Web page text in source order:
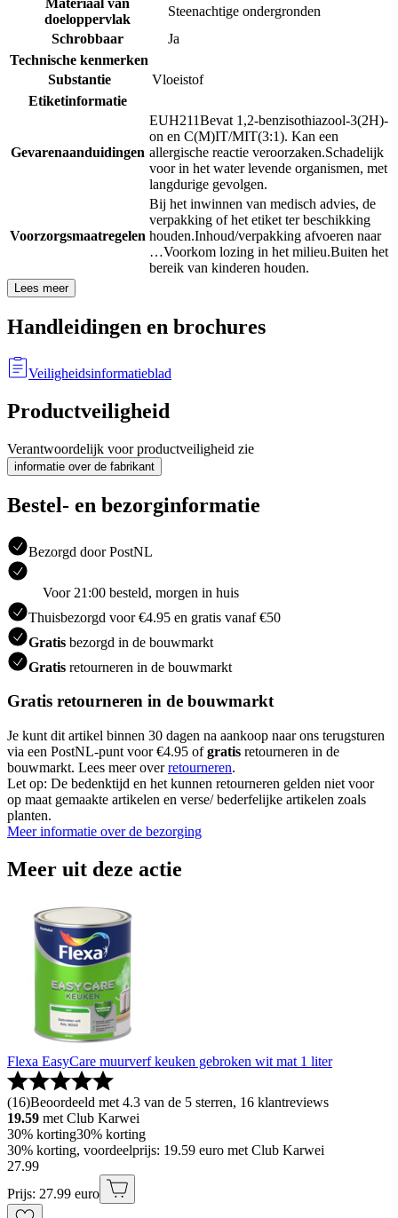
Materiaal van
doeloppervlak
Steenachtige ondergronden
Schrobbaar
Ja
Technische kenmerken
Substantie
Vloeistof
Etiketinformatie
Gevarenaanduidingen
EUH211Bevat 1,2-benzisothiazool-3(2H)-
on en C(M)IT/MIT(3:1). Kan een
allergische reactie veroorzaken.Schadelijk
voor in het water levende organismen, met
langdurige gevolgen.
Voorzorgsmaatregelen
Bij het inwinnen van medisch advies, de
verpakking of het etiket ter beschikking
houden.Inhoud/verpakking afvoeren naar
…Voorkom lozing in het milieu.Buiten het
bereik van kinderen houden.
Lees meer
Handleidingen en brochures
Veiligheidsinformatieblad
Productveiligheid
Verantwoordelijk voor productveiligheid zie
informatie over de fabrikant
Bestel- en bezorginformatie
Bezorgd door PostNL
Voor 21:00 besteld, morgen in huis
Thuisbezorgd voor €4.95 en gratis vanaf €50
Gratis bezorgd in de bouwmarkt
Gratis retourneren in de bouwmarkt
Gratis retourneren in de bouwmarkt
Je kunt dit artikel binnen 30 dagen na aankoop naar ons terugsturen
via een PostNL-punt voor €4.95 ofgratis retourneren in de
bouwmarkt. Lees meer overretourneren.
Let op: De bedenktijd en het kunnen retourneren gelden niet voor
op maat gemaakte artikelen en verse/ bederfelijke artikelen zoals
planten.
Meer informatie over de bezorging
Meer uit deze actie
Flexa EasyCare muurverf keuken gebroken wit mat 1 liter
(16)Beoordeeld met 4.3 van de 5 sterren, 16 klantreviews
19.59 met Club Karwei
30% korting30% korting
30% korting, voordeelprijs: 19.59 euro met Club Karwei
27.99
Prijs: 27.99 euro